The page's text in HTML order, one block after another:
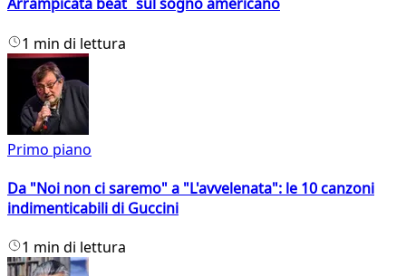
Arrampicata beat sul sogno americano
1 min di lettura
Primo piano
Da "Noi non ci saremo" a "L'avvelenata": le 10 canzoni
indimenticabili di Guccini
1 min di lettura